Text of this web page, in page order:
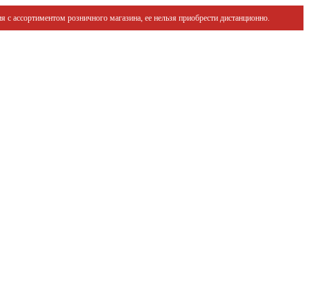
ассортиментом розничного магазина, ее нельзя приобрести дистанционно.